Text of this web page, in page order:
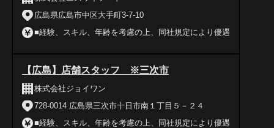
広島県広島市中区大手町3-7-10
■経験、スキル、年齢を考慮の上、同社規定により優遇
【広島】店舗スタッフ ※三次市
株式会社ジョイワン
728-0014 広島県三次市十日市南１丁目５－２４
■経験、スキル、年齢を考慮の上、同社規定により優遇